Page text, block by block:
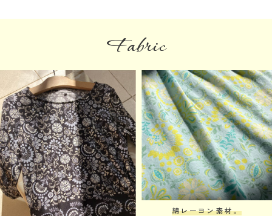
Fabric
綿レーヨン素材。